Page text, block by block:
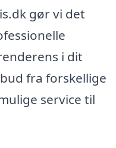
gør vi det
i dit
fra forskellige
service til